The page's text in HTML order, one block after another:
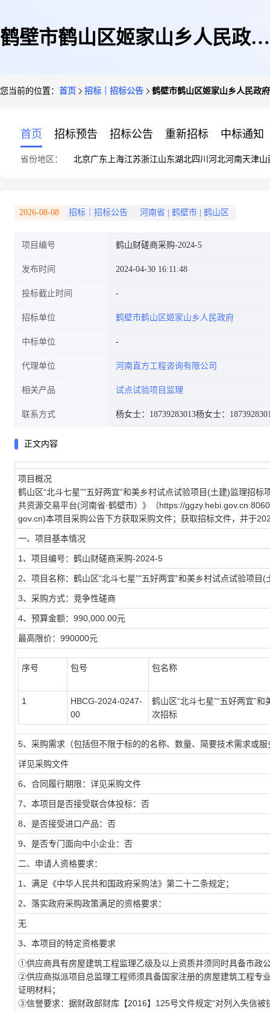
鹤壁市鹤山区姬家山乡人民政府
理(二次)-竞争
您当前的位置： 首页 招标｜招标公告 鹤壁市鹤山区姬家山乡人民政
首页 招标预告 招标公告 重新招标 中标通知
省份地区： 北京广东 上海江苏浙江山东湖北四川 河北河南天津山
2026-08-08 招标｜招标公告 河南省 鹤壁市 鹤山区
项目编号 鹤山财磋商采购-2024-5
发布时间 2024-04-30 16:11:48
投标截止时间
招标单位 鹤壁市鹤山区姬家山乡人民政府
中标单位
代理单位 河南直方工程咨询有限公司
相关产品 试点试验项目监理
联系方式 杨女士：18739283013杨女士：
正文内容
项目概况
鹤山区“北斗七星”"五好两宜”和美乡村试点试验项目(土建)监理招标
共资源交易平台(河南省·鹤壁市）》（https://
gov.cn)本项目采购公告下方获取采购文件； 获取招标文件，并于
一、项目基本情况
1、项目编号：鹤山财磋商采购-2024-5
2、项目名称：鹤山区“北斗七星”"五好两宜”和美乡村试点试验项目(
3、采购方式：竞争性磋商
4、预算金额：990,000.00元
最高限价：990000元
序号 包号 包名称
1
HBCG-2024-0247-
00
鹤山区“北斗七星”“五好两宜”
次招标
5、采购需求（包括但不限于标的的名称、数量、简要技术需求或服
详见采购文件
6、合同履行期限：详见采购文件
7、本项目是否接受联合体投标：否
8、是否接受进口产品：否
9、是否专门面向中小企业：否
二、申请人资格要求：
1、满足《中华人民共和国政府采购法》第二十二条规定；
2、落实政府采购政策满足的资格要求：
无
3、本项目的特定资格要求
①供应商具有房屋建筑工程监理乙级及以上资质并须同时具备市政
②供应商拟派项目总监理工程师须具备国家注册的房屋建筑工程专
证明材料；
③信誉要求：据财政部财库【2016】125号文件规定“对列入失信